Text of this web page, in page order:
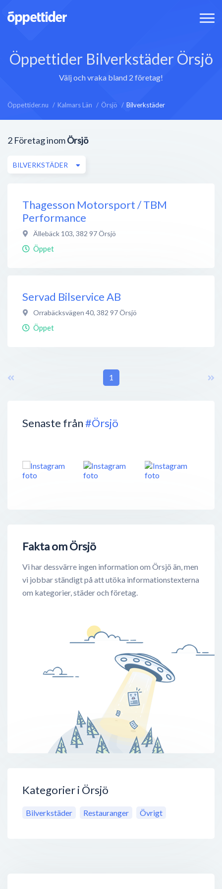
Öppettider Bilverkstäder Örsjö
Välj och vraka bland 2 företag!
Öppettider.nu Kalmars Län Örsjö Bilverkstäder
Senaste från#Örsjö
Fakta om Örsjö
Vi har dessvärre ingen information om Örsjö än, men
vi jobbar ständigt på att utöka informationstexterna
om kategorier, städer och företag.
Kategorier i Örsjö
Bilverkstäder Restauranger Övrigt
2 Företag inomÖrsjö
BILVERKSTÄDER
Thagesson Motorsport / TBM
Performance
Ällebäck 103, 382 97Örsjö
Öppet
Servad Bilservice AB
Orrabäcksvägen 40, 382 97Örsjö
Öppet
1